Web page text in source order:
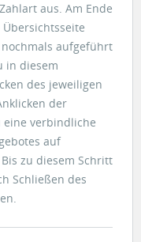
aus. Am Ende
aufgeführt
in diesem
des jeweiligen
der
eine verbindliche
auf
zu diesem Schritt
Schließen des